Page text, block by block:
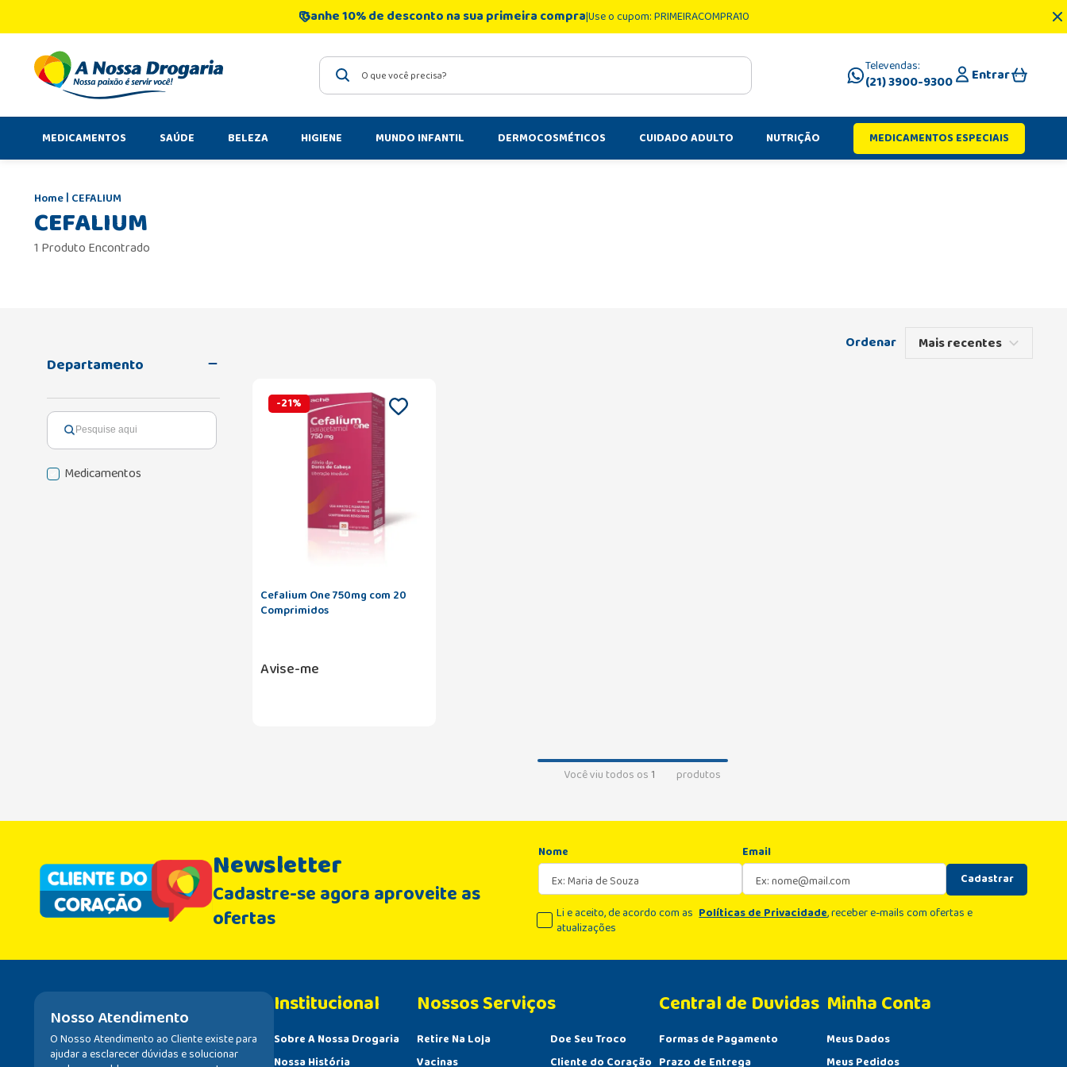
Ganhe 10% de desconto na sua primeira compraUse o cupom: PRIMEIRACOMPRA10
O que você precisa? Televendas:
(21) 3900-9300 Entrar
MEDICAMENTOS SAÚDE BELEZA HIGIENE MUNDO INFANTIL DERMOCOSMÉTICOS CUIDADO ADULTO NUTRIÇÃO MEDICAMENTOS ESPECIAIS
CEFALIUM
CEFALIUM
1 Produto Encontrado
Departamento
Medicamentos
Mais recentes
-21%
Cefalium One 750mg com 20
Comprimidos
Avise-me
Você viu todos os1 produtos
Newsletter
Cadastre-se agora aproveite as
ofertas
Nome
Email
Cadastrar
Li e aceito, de acordo com as Políticas de Privacidade, receber e-mails com ofertas e
atualizações
Nosso Atendimento
O Nosso Atendimento ao Cliente existe para
ajudar a esclarecer dúvidas e solucionar
Institucional
Sobre A Nossa Drogaria
Nossa História
Retire Na Loja
Vacinas
Doe Seu Troco
Cliente do Coração
Central de Duvidas
Formas de Pagamento
Prazo de Entrega
Minha Conta
Meus Dados
Meus Pedidos